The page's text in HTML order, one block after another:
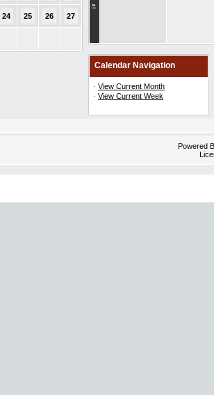
24 25 26 27
»
Calendar Navigation
· View Current Month
· View Current Week
Powered